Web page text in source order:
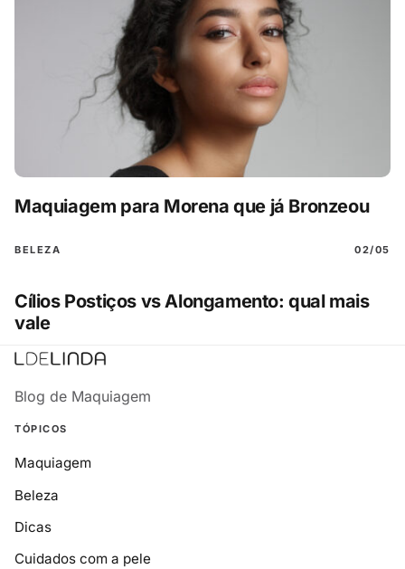
Maquiagem para Morena que já Bronzeou
BELEZA 02/05
Cílios Postiços vs Alongamento: qual mais
vale
Blog de Maquiagem
TÓPICOS
Maquiagem
Beleza
Dicas
Cuidados com a pele